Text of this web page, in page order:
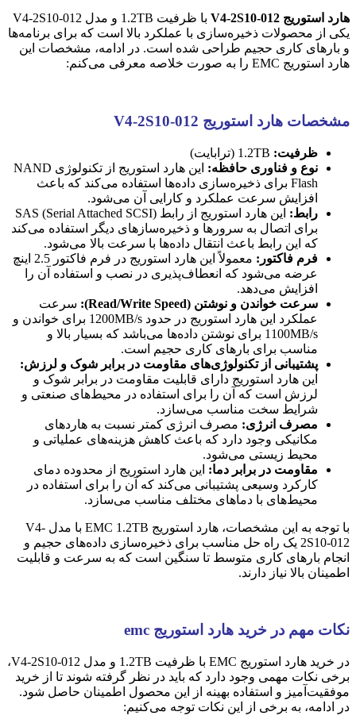
هارد استوریج V4-2S10-012
با ظرفیت 1.2TB و مدل V4-2S10-012
یکی از محصولات ذخیره‌سازی با عملکرد بالا است که برای برنامه‌ها
و بارهای کاری حجیم طراحی شده است. در ادامه، مشخصات این
هارد استوریج EMC را به صورت خلاصه معرفی می‌کنم:
مشخصات هارد استوریج V4-2S10-012
ظرفیت:
نوع و فناوری حافظه:
این هارد استوریج از تکنولوژی NAND
Flash برای ذخیره‌سازی داده‌ها استفاده می‌کند که باعث
افزایش سرعت عملکرد و کارایی آن می‌شود.
رابط:
این هارد استوریج از رابط SAS (Serial Attached SCSI)
برای اتصال به سرورها و ذخیره‌سازهای دیگر استفاده می‌کند
که این رابط باعث انتقال داده‌ها با سرعت بالا می‌شود.
فرم فاکتور:
معمولاً این هارد استوریج در فرم فاکتور 2.5 اینچ
عرضه می‌شود که انعطاف‌پذیری در نصب و استفاده آن را
افزایش می‌دهد.
سرعت خواندن و نوشتن (Read/Write Speed):
سرعت
عملکرد این هارد استوریج در حدود 1200MB/s برای خواندن و
1100MB/s برای نوشتن داده‌ها می‌باشد که بسیار بالا و
مناسب برای بارهای کاری حجیم است.
پشتیبانی از تکنولوژی‌های مقاومت در برابر شوک و لرزش:
این هارد استوریج دارای قابلیت مقاومت در برابر شوک و
لرزش است که آن را برای استفاده در محیط‌های صنعتی و
شرایط سخت مناسب می‌سازد.
مصرف انرژی: مصرف انرژی کمتر نسبت به هاردهای
مکانیکی وجود دارد که باعث کاهش هزینه‌های عملیاتی و
محیط زیستی می‌شود.
مقاومت در برابر دما: این هارد استوریج از محدوده دمای
کارکرد وسیعی پشتیبانی می‌کند که آن را برای استفاده در
محیط‌های با دماهای مختلف مناسب می‌سازد.
با توجه به این مشخصات، هارد استوریج EMC 1.2TB با مدل V4-
2S10-012 یک راه حل مناسب برای ذخیره‌سازی داده‌های حجیم و
انجام بارهای کاری متوسط تا سنگین است که به سرعت و قابلیت
اطمینان بالا نیاز دارند.
نکات مهم در خرید هارد استوریج emc
در خرید هارد استوریج EMC با ظرفیت 1.2TB و مدل V4-2S10-012،
برخی نکات مهمی وجود دارد که باید در نظر گرفته شوند تا از خرید
موفقیت‌آمیز و استفاده بهینه از این محصول اطمینان حاصل شود.
در ادامه، به برخی از این نکات توجه می‌کنیم: